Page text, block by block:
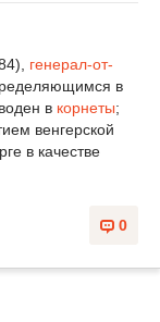
генерал-от-
в
в корнеты;
венгерской
в качестве
0